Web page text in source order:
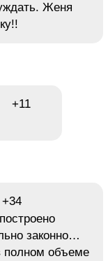
Женя
+11
+34
законно…
полном объеме